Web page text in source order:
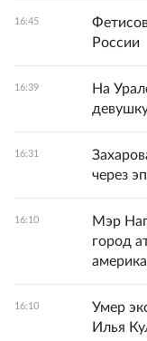
16:45
России
16:39
На
16:31
через
16:10
Мэр
город
16:10
Умер
Илья